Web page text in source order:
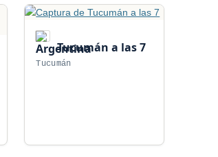
Tucumán a las 7
Tucumán